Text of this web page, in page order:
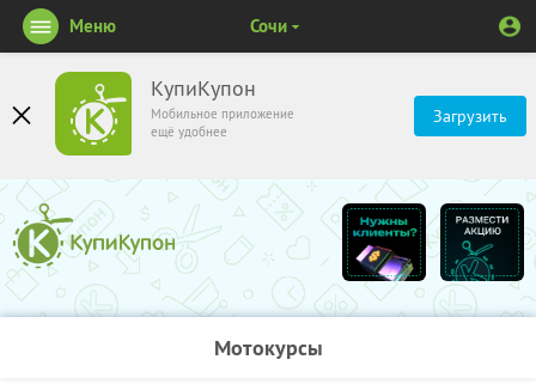
КупиКупон
Мобильное приложение
ещё удобнее
Загрузить
Меню Сочи
Мотокурсы